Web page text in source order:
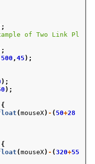
of Two Link Pl
500 ,45 );
);
);
{
(mouseX) - ( 50+28
{
(mouseX) - (320+55